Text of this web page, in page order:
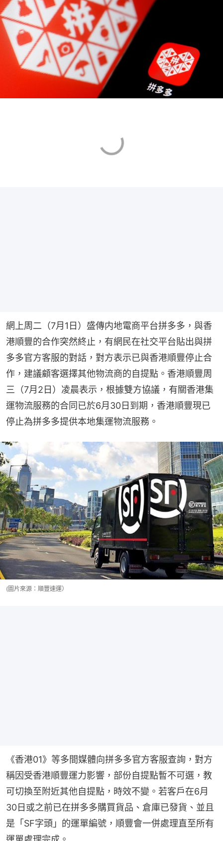
網上周二（7月1日）盛傳内地電商平台拼多多，與香
港順豐的合作突然終止，有網民在社交平台貼出與拼
多多官方客服的對話，對方表示已與香港順豐停止合
作，建議顧客選擇其他物流商的自提點。香港順豐周
三（7月2日）凌晨表示，根據雙方協議，有關香港集
運物流服務的合同已於6月30日到期，香港順豐現已
停止為拼多多提供本地集運物流服務。
(圖片來源：順豐速運）
《香港01》等多間媒體向拼多多官方客服查詢，對方
稱因受香港順豐運力影響，部份自提點暫不可選，教
可切換至附近其他自提點，時效不變。若客戶在6月
30日或之前已在拼多多購買貨品、倉庫已發貨、並且
是「SF字頭」的運單編號，順豐會一併處理直至所有